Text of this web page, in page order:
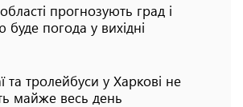
прогнозують град і
погода у вихідні
та тролейбуси у Харкові не
майже весь день